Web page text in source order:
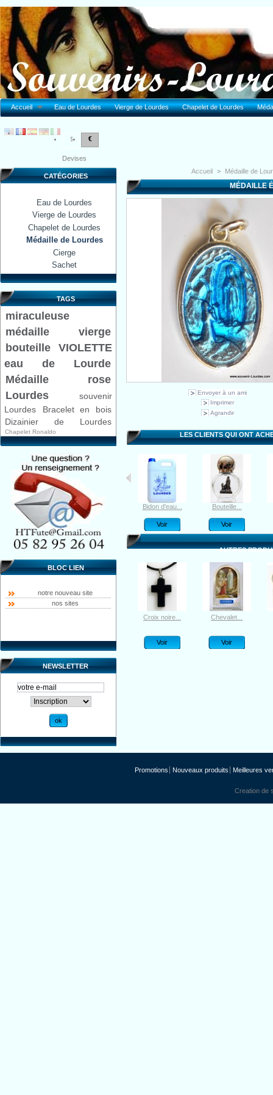
Accueil Eau de Lourdes Vierge de Lourdes Chapelet de Lourdes
$ €
Devises
CATÉGORIES
Eau de Lourdes
Vierge de Lourdes
Chapelet de Lourdes
Médaille de Lourdes
Cierge
Sachet
TAGS
miraculeuse
médaille
vierge
bouteille VIOLETTE
eau de Lourde
Médaille rose
Lourdes
souvenir
Lourdes
Bracelet en bois
Dizainier de Lourdes
Chapelet Ronaldo
BLOC LIEN
notre nouveau site
nos sites
NEWSLETTER
Accueil > Médaille de
MÉDAILLE
Envoyer à un ami
Imprimer
Agrandir
LES CLIENTS QUI ONT
Bouteille...
Voir
Bracelet de... Bidon d'eau...
Voir
Bouteille...
Voir
AUTRES
Croix noire...
Voir
Chevalet...
Voir
Promotions Nouveaux produits Meilleures
Creation de